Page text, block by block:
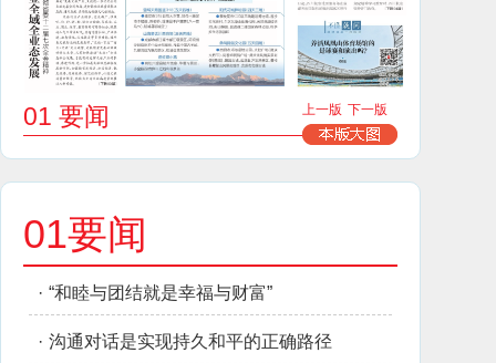
01 要闻 上一版 下一版
01要闻
· “和睦与团结就是幸福与财富”
· 沟通对话是实现持久和平的正确路径